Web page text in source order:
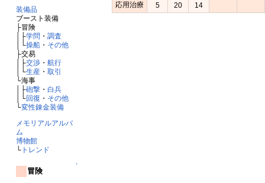
装備品
ブースト装備
├冒険
│├学問 ・ 調査
│└操船・ その他
├交易
│├交渉・ 航行
│└生産・ 取引
└海事
│├砲撃・ 白兵
│└回復 ・ その他
└変性錬金装備
メモリアルアルバ
ム
博物館
└トレンド
↑
冒険
応用治療
5 20 14